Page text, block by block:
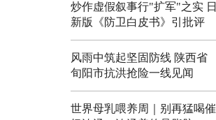
炒作虚假叙事行"扩军"之实 日
新版《防卫白皮书》引批评
风雨中筑起坚固防线 陕西省
旬阳市抗洪抢险一线见闻
世界母乳喂养周｜别再猛喝催